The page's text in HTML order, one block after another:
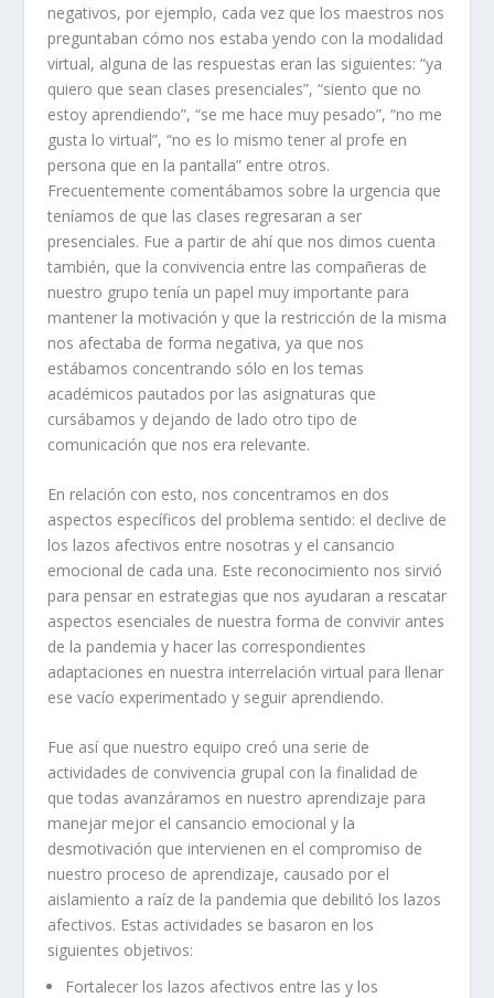
negativos, por ejemplo, cada vez que los maestros nos
preguntaban cómo nos estaba yendo con la modalidad
virtual, alguna de las respuestas eran las siguientes: “ya
quiero que sean clases presenciales”, “siento que no
estoy aprendiendo”, “se me hace muy pesado”, “no me
gusta lo virtual”, “no es lo mismo tener al profe en
persona que en la pantalla” entre otros.
Frecuentemente comentábamos sobre la urgencia que
teníamos de que las clases regresaran a ser
presenciales. Fue a partir de ahí que nos dimos cuenta
también, que la convivencia entre las compañeras de
nuestro grupo tenía un papel muy importante para
mantener la motivación y que la restricción de la misma
nos afectaba de forma negativa, ya que nos
estábamos concentrando sólo en los temas
académicos pautados por las asignaturas que
cursábamos y dejando de lado otro tipo de
comunicación que nos era relevante.
En relación con esto, nos concentramos en dos
aspectos específicos del problema sentido: el declive de
los lazos afectivos entre nosotras y el cansancio
emocional de cada una. Este reconocimiento nos sirvió
para pensar en estrategias que nos ayudaran a rescatar
aspectos esenciales de nuestra forma de convivir antes
de la pandemia y hacer las correspondientes
adaptaciones en nuestra interrelación virtual para llenar
ese vacío experimentado y seguir aprendiendo.
Fue así que nuestro equipo creó una serie de
actividades de convivencia grupal con la finalidad de
que todas avanzáramos en nuestro aprendizaje para
manejar mejor el cansancio emocional y la
desmotivación que intervienen en el compromiso de
nuestro proceso de aprendizaje, causado por el
aislamiento a raíz de la pandemia que debilitó los lazos
afectivos. Estas actividades se basaron en los
siguientes objetivos:
Fortalecer los lazos afectivos entre las y los